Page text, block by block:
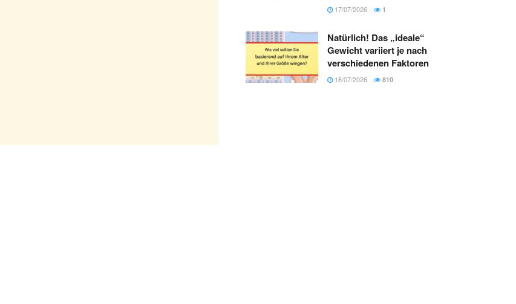
17/07/2026 1
Natürlich! Das „ideale“
Gewicht variiert je nach
verschiedenen Faktoren
18/07/2026 810